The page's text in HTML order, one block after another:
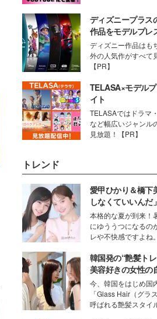
ディズニープラス
作品をモデルプレ
ディズニー作品はも
外の人気作がすべて
【PR】
TELASA×モデル
イト
TELASAではドラマ
など幅広いジャンル
見放題！【PR】
トレンド
愛甲ひかり＆橋下
しなくていいんだ
対策”の新しい選択
本格的な夏が到来！
にゆううつになるの
レや不快感ですよね
モデル・愛甲ひかり
好さんを迎えて本音
ク。猛暑のお出かけ
すヒントや、2人が
生理の新常識にも迫
韓国発の“艶髪ト
美容好きの女性の
「ヘアケア事情」
今、韓国をはじめ国
「Glass Hair（グラ
呼ばれる艶髪スタイ